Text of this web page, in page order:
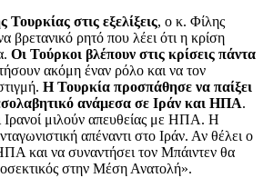
Τουρκίας στις εξελίξεις, ο κ. Φίλης
βρετανικό ρητό που λέει ότι η κρίση
Οι Τούρκοι βλέπουν στις κρίσεις πάντα
ακόμη έναν ρόλο και να τον
Η Τουρκία προσπάθησε να παίξει
ανάμεσα σε Ιράν και ΗΠΑ.
Ιρανοί μιλούν απευθείας με ΗΠΑ. Η
απέναντι στο Ιράν. Αν θέλει ο
και να συναντήσει τον Μπάιντεν θα
στην Μέση Ανατολή».